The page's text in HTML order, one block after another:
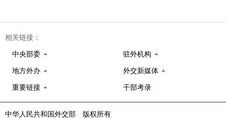
相关链接：
中央部委 驻外机构
地方外办 外交新媒体
重要链接 干部考录
中华人民共和国外交部 版权所有